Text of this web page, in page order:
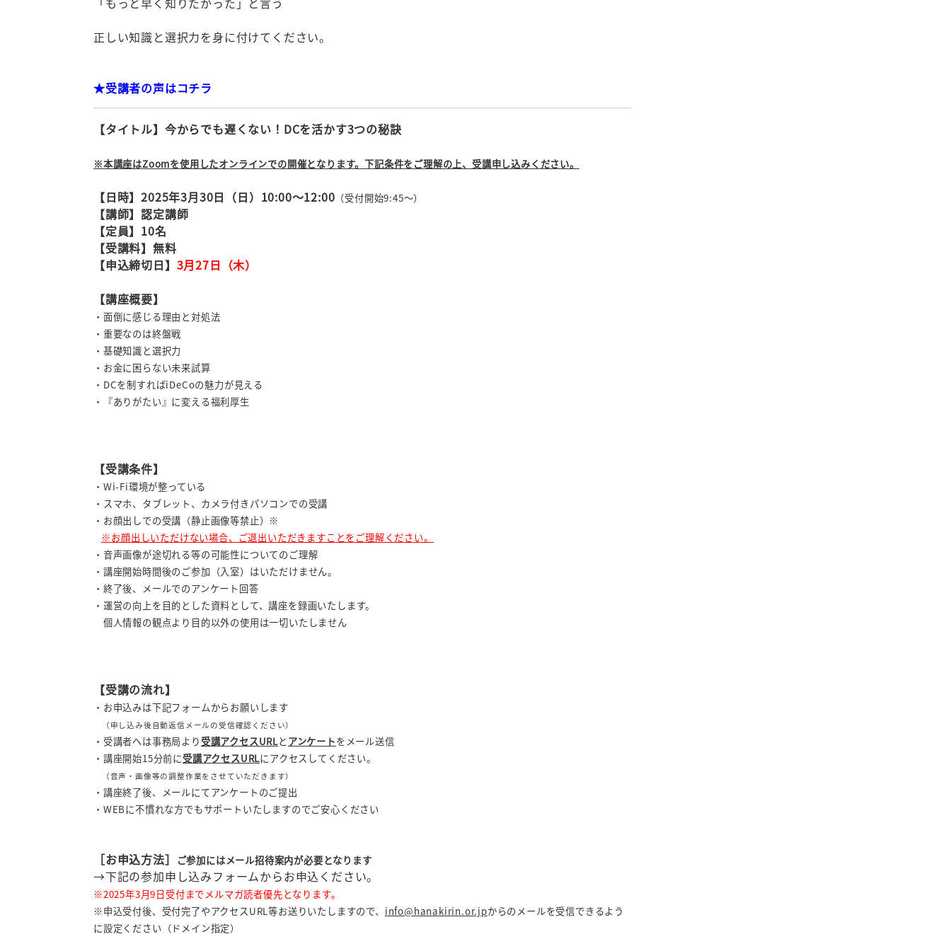
正しい知識と選択力を身に付けてください。
★受講者の声はコチラ
【タイトル】今からでも遅くない！DCを活かす3つの秘訣
※本講座はZoomを使用したオンラインでの開催となります。下記条件をご理解の上、受講申し込みください。
【日時】2025年3月30日 （日）10:00～12:00 （受付開始9:45～）
【講師】認定講師
【定員】10名
【受講料】無料
【申込締切日】 3月27日 （木）
【講座概要】
・面倒に感じる理由と対処法
・重要なのは終盤戦
・基礎知識と選択力
・お金に困らない未来試算
・DCを制すればiDeCoの魅力が見える
・『ありがたい』に変える福利厚生
【受講条件】
・Wi-Fi環境が整っている
・スマホ、タブレット、カメラ付きパソコンでの受講
・お顔出しでの受講（静止画像等禁止）※
※お顔出しいただけない場合、ご退出いただきますことをご理解ください。
・音声画像が途切れる等の可能性についてのご理解
・講座開始時間後のご参加（入室）はいただけません。
・終了後、メールでのアンケート回答
・運営の向上を目的とした資料として、講座を録画いたします。
個人情報の観点より目的以外の使用は一切いたしません
【受講の流れ】
・お申込みは下記フォームからお願いします
（申し込み後自動返信メールの受信確認ください）
・受講者へは事務局より 受講アクセスURLと アンケートをメール送信
・講座開始15分前に受講アクセスURLにアクセスしてください。
（音声・画像等の調整作業をさせていただきます）
・講座終了後、メールにてアンケートのご提出
・WEBに不慣れな方でもサポートいたしますのでご安心ください
［お申込方法］ ご参加にはメール招待案内が必要となります
→下記の参加申し込みフォームからお申込ください。
※2025年3月9日 受付までメルマガ読者優先となります。
※申込受付後、受付完了やアクセスURL等お送りいたしますので、 info@hanakirin.or.jpからのメールを受信できるよう
に設定ください（ドメイン指定）